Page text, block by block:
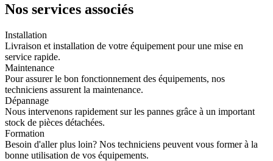
Nos services associés
Installation
Livraison et installation de votre équipement pour une mise en
service rapide.
Maintenance
Pour assurer le bon fonctionnement des équipements, nos
techniciens assurent la maintenance.
Dépannage
Nous intervenons rapidement sur les pannes grâce à un important
stock de pièces détachées.
Formation
Besoin d'aller plus loin? Nos techniciens peuvent vous former à la
bonne utilisation de vos équipements.